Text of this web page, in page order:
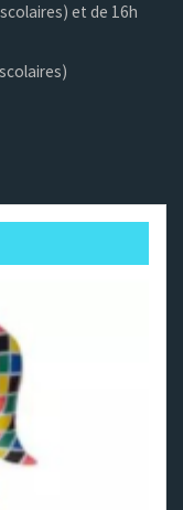
et de 16h